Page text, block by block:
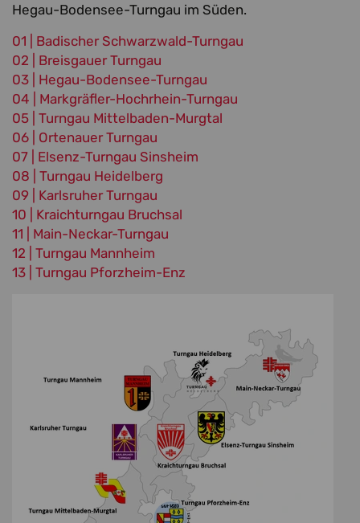
Hegau-Bodensee-Turngau im Süden.
01 | Badischer Schwarzwald-Turngau
02 | Breisgauer Turngau
03 | Hegau-Bodensee-Turngau
04 | Markgräfler-Hochrhein-Turngau
05 | Turngau Mittelbaden-Murgtal
06 | Ortenauer Turngau
07 | Elsenz-Turngau Sinsheim
08 | Turngau Heidelberg
09 | Karlsruher Turngau
10 | Kraichturngau Bruchsal
11 | Main-Neckar-Turngau
12 | Turngau Mannheim
13 | Turngau Pforzheim-Enz